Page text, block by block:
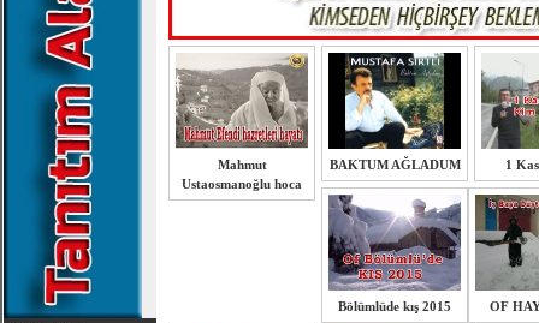
Mahmut
Ustaosmanoğlu hoca
BAKTUM AĞLADUM 1
Bölümlüde kış 2015 OF